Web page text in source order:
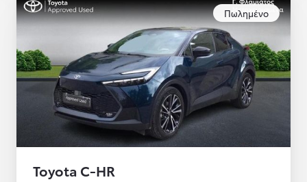
Πωλημένο
Toyota C-HR